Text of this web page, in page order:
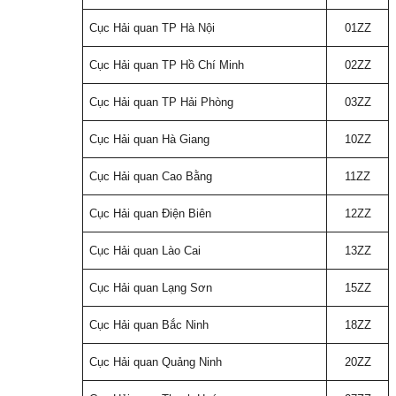
Cục Hải quan TP Hà Nội 01ZZ
Cục Hải quan TP Hồ Chí Minh 02ZZ
Cục Hải quan TP Hải Phòng 03ZZ
Cục Hải quan Hà Giang 10ZZ
Cục Hải quan Cao Bằng 11ZZ
Cục Hải quan Điện Biên 12ZZ
Cục Hải quan Lào Cai 13ZZ
Cục Hải quan Lạng Sơn 15ZZ
Cục Hải quan Bắc Ninh 18ZZ
Cục Hải quan Quảng Ninh 20ZZ